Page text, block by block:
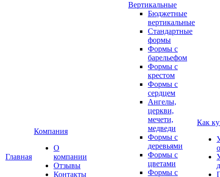
Главная
Компания
О
компании
Отзывы
Контакты
Вертикальные
Бюджетные
вертикальные
Стандартные
формы
Формы с
барельефом
Формы с
крестом
Формы с
сердцем
Ангелы,
церкви,
мечети,
медведи
Формы с
деревьями
Формы с
цветами
Формы с
Как